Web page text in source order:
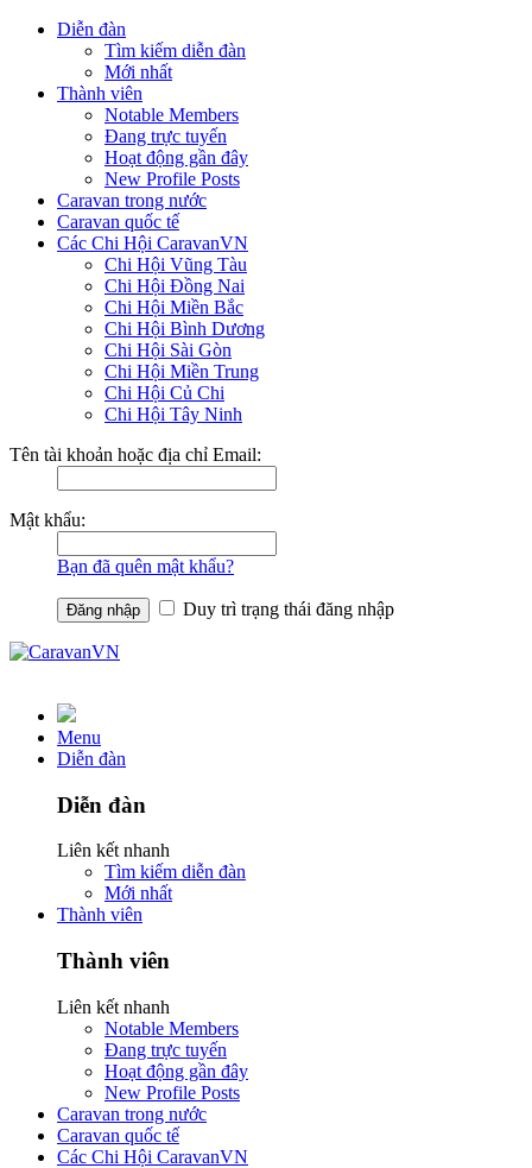
Diễn đàn
Tìm kiếm diễn đàn
Mới nhất
Thành viên
Notable Members
Đang trực tuyến
Hoạt động gần đây
New Profile Posts
Caravan trong nước
Caravan quốc tế
Các Chi Hội CaravanVN
Chi Hội Vũng Tàu
Chi Hội Đồng Nai
Chi Hội Miền Bắc
Chi Hội Bình Dương
Chi Hội Sài Gòn
Chi Hội Miền Trung
Chi Hội Củ Chi
Chi Hội Tây Ninh
Tên tài khoản hoặc địa chỉ Email:
Mật khẩu:
Bạn đã quên mật khẩu?
Duy trì trạng thái đăng nhập
Menu
Diễn đàn
Diễn đàn
Liên kết nhanh
Tìm kiếm diễn đàn
Mới nhất
Thành viên
Thành viên
Liên kết nhanh
Notable Members
Đang trực tuyến
Hoạt động gần đây
New Profile Posts
Caravan trong nước
Caravan quốc tế
Các Chi Hội CaravanVN